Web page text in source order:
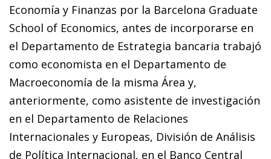
Economía y Finanzas por la Barcelona Graduate
School of Economics, antes de incorporarse en
el Departamento de Estrategia bancaria trabajó
como economista en el Departamento de
Macroeconomía de la misma Área y,
anteriormente, como asistente de investigación
en el Departamento de Relaciones
Internacionales y Europeas, División de Análisis
de Política Internacional, en el Banco Central